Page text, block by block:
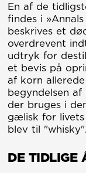
En af de
findes i
beskrives et
overdrevent
udtryk for
et bevis på
af korn
begyndelsen
der bruges i
gælisk for
blev til "whisky".
DE TIDLIGE